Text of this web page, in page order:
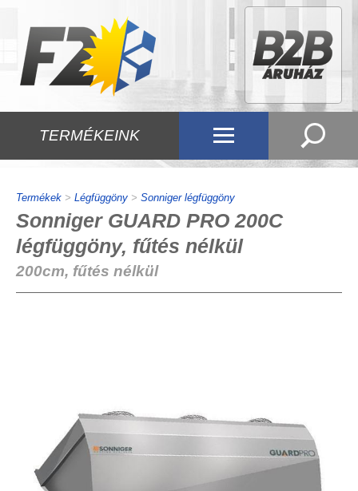
TERMÉKEINK
Termékek > Légfüggöny > Sonniger légfüggöny
Sonniger GUARD PRO 200C
légfüggöny, fűtés nélkül
200cm, fűtés nélkül